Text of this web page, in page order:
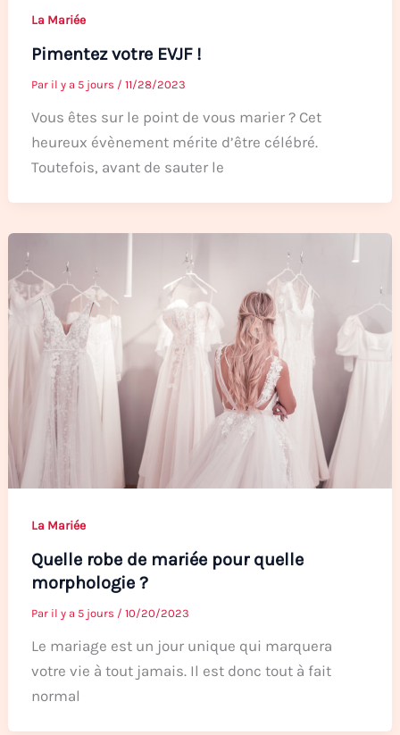
La Mariée
Pimentez votre EVJF !
Par il y a 5 jours / 11/28/2023
Vous êtes sur le point de vous marier ? Cet
heureux évènement mérite d’être célébré.
Toutefois, avant de sauter le
La Mariée
Quelle robe de mariée pour quelle
morphologie ?
Par il y a 5 jours / 10/20/2023
Le mariage est un jour unique qui marquera
votre vie à tout jamais. Il est donc tout à fait
normal